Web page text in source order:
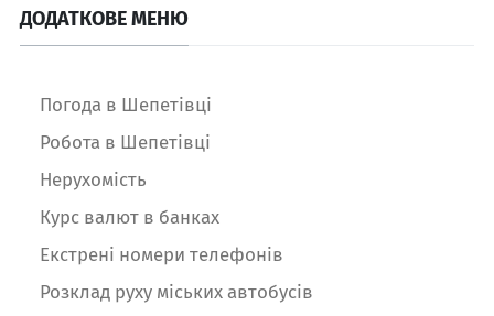
ДОДАТКОВЕ МЕНЮ
Погода в Шепетівці
Робота в Шепетівці
Нерухомість
Курс валют в банках
Екстрені номери телефонів
Розклад руху міських автобусів